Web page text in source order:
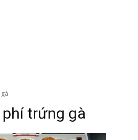
phí trứng gà